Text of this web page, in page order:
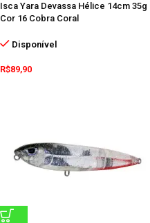
Isca Yara Devassa Hélice 14cm 35g
Cor 16 Cobra Coral
Disponível
R$89,90